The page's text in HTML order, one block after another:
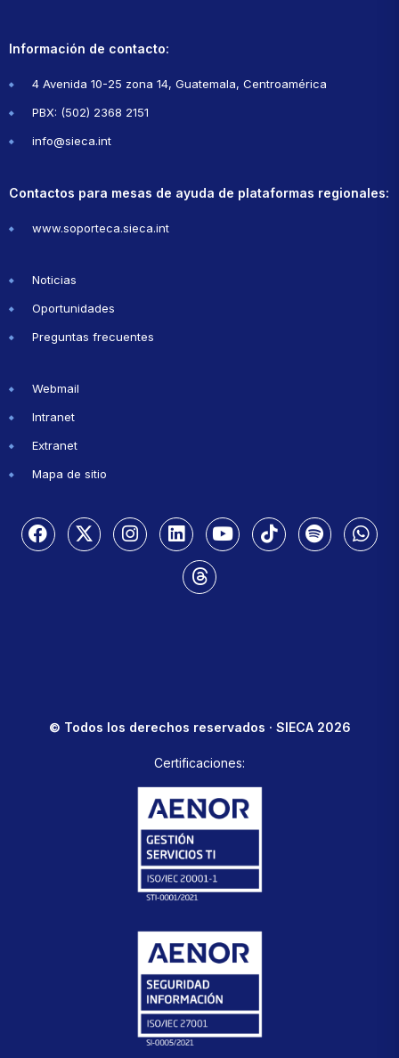
Información de contacto:
4 Avenida 10-25 zona 14, Guatemala, Centroamérica
PBX: (502) 2368 2151
info@sieca.int
Contactos para mesas de ayuda de plataformas regionales:
www.soporteca.sieca.int
Noticias
Oportunidades
Preguntas frecuentes
Webmail
Intranet
Extranet
Mapa de sitio
© Todos los derechos reservados · SIECA 2026
Certificaciones: